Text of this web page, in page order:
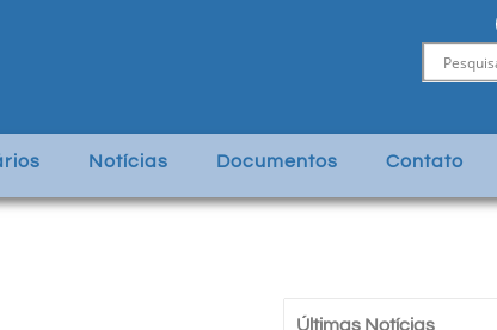
Notícias Documentos Contato
Últimas Notícias